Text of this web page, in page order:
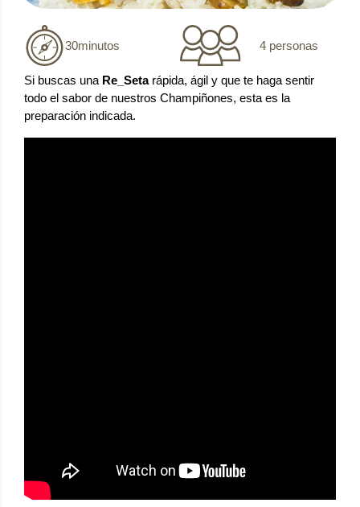
30minutos 4 personas
Si buscas una Re_Setarápida, ágil y que te haga sentir
todo el sabor de nuestros Champiñones, esta es la
preparación indicada.